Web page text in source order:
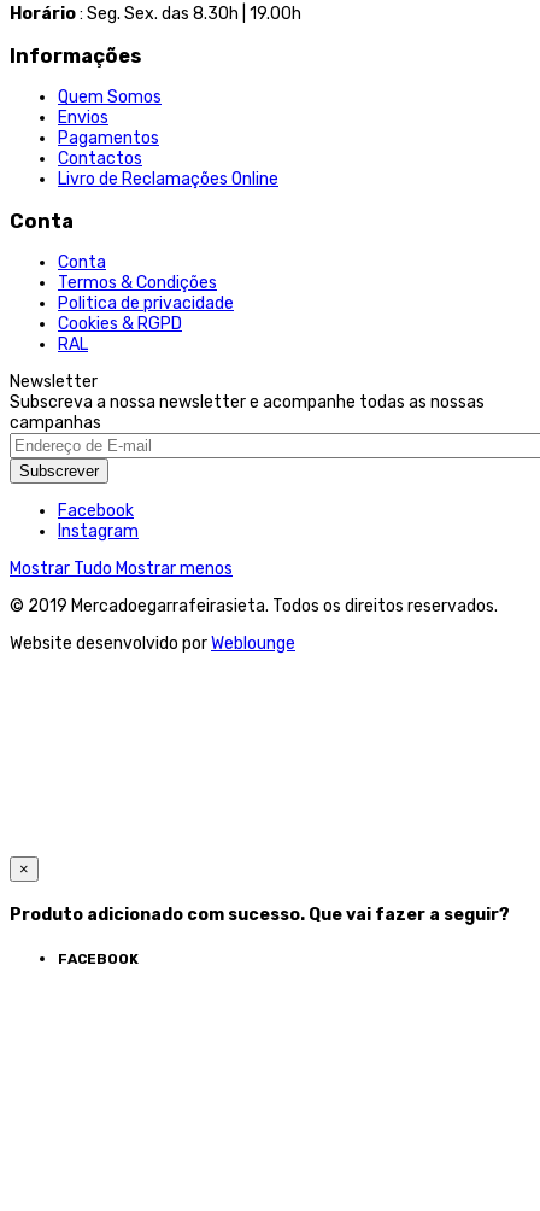
Horário: Seg. Sex. das 8.30h | 19.00h
Informações
Quem Somos
Envios
Pagamentos
Contactos
Livro de Reclamações Online
Conta
Conta
Termos & Condições
Politica de privacidade
Cookies & RGPD
RAL
Newsletter
Subscreva a nossa newsletter e acompanhe todas as nossas
campanhas
Subscrever
Facebook
Instagram
Mostrar Tudo Mostrar menos
© 2019 Mercadoegarrafeirasieta. Todos os direitos reservados.
Website desenvolvido porWeblounge
×
Produto adicionado com sucesso. Que vai fazer a seguir?
FACEBOOK